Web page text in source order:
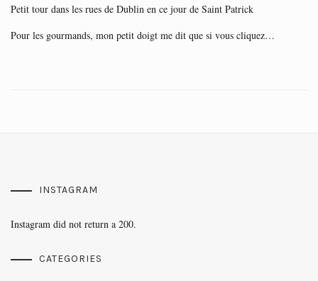
Petit tour dans les rues de Dublin en ce jour de Saint Patrick
Pour les gourmands, mon petit doigt me dit que si vous cliquez…
INSTAGRAM
Instagram did not return a 200.
CATEGORIES